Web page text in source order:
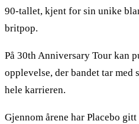
90-tallet, kjent for sin unike
britpop.
På 30th Anniversary Tour kan
opplevelse, der bandet tar med
hele karrieren.
Gjennom årene har Placebo